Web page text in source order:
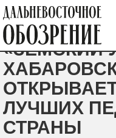
«ЗЕМСКИЙ
ЛУЧШИХ
СТРАНЫ